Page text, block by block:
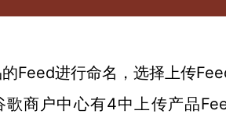
Feed进行命名，选择上传
歌商户中心有4中上传产品